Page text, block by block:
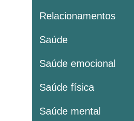
Relacionamentos
Saúde
Saúde emocional
Saúde física
Saúde mental